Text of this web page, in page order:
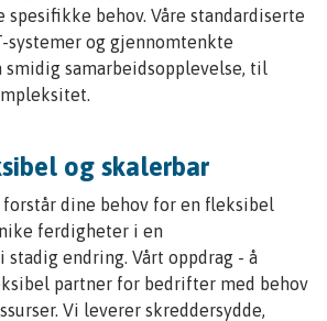
behov. Våre standardiserte
systemer og gjennomtenkte
smidig samarbeidsopplevelse, til
og skalerbar
forstår dine behov for en fleksibel
ferdigheter i en
endring. Vårt oppdrag - å
partner for bedrifter med behov
Vi leverer skreddersydde,